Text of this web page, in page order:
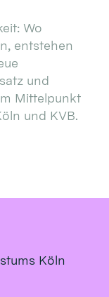
Wo
entstehen
und
Mittelpunkt
und KVB.
Köln